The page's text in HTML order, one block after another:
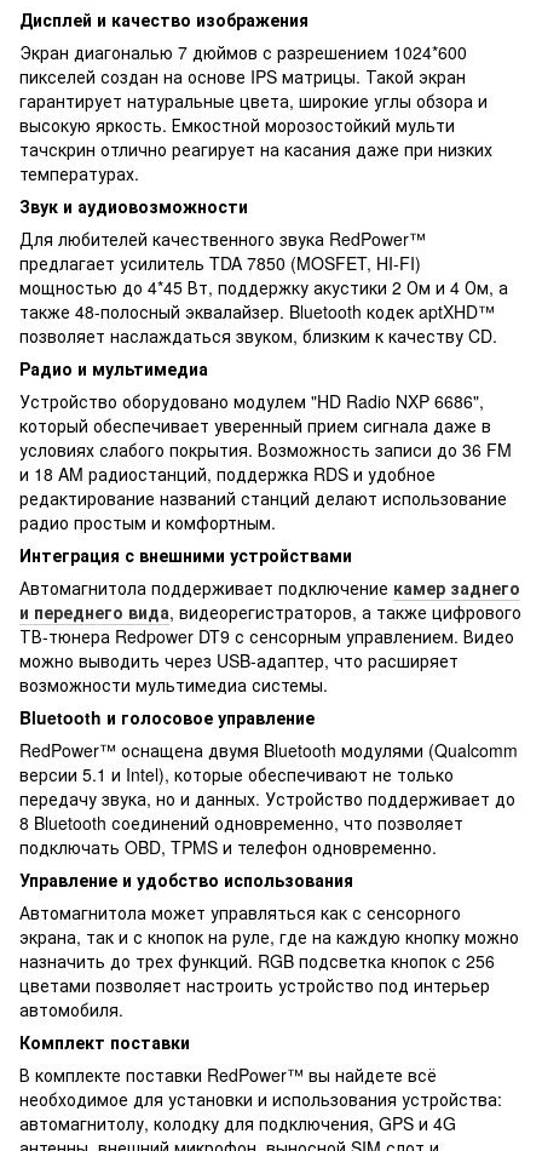
Дисплей и качество изображения
Экран диагональю 7 дюймов с разрешением 1024*600
пикселей создан на основе IPS матрицы. Такой экран
гарантирует натуральные цвета, широкие углы обзора и
высокую яркость. Емкостной морозостойкий мульти
тачскрин отлично реагирует на касания даже при низких
температурах.
Звук и аудиовозможности
Для любителей качественного звука RedPower™
предлагает усилитель TDA 7850 (MOSFET, HI-FI)
мощностью до 4*45 Вт, поддержку акустики 2 Ом и 4 Ом, а
также 48-полосный эквалайзер. Bluetooth кодек aptXHD™
позволяет наслаждаться звуком, близким к качеству CD.
Радио и мультимедиа
Устройство оборудовано модулем "HD Radio NXP 6686",
который обеспечивает уверенный прием сигнала даже в
условиях слабого покрытия. Возможность записи до 36 FM
и 18 AM радиостанций, поддержка RDS и удобное
редактирование названий станций делают использование
радио простым и комфортным.
Интеграция с внешними устройствами
Автомагнитола поддерживает подключение камер заднего
и переднего вида, видеорегистраторов, а также цифрового
ТВ-тюнера Redpower DT9 с сенсорным управлением. Видео
можно выводить через USB-адаптер, что расширяет
возможности мультимедиа системы.
Bluetooth и голосовое управление
RedPower™ оснащена двумя Bluetooth модулями (Qualcomm
версии 5.1 и Intel), которые обеспечивают не только
передачу звука, но и данных. Устройство поддерживает до
8 Bluetooth соединений одновременно, что позволяет
подключать OBD, TPMS и телефон одновременно.
Управление и удобство использования
Автомагнитола может управляться как с сенсорного
экрана, так и с кнопок на руле, где на каждую кнопку можно
назначить до трех функций. RGB подсветка кнопок с 256
цветами позволяет настроить устройство под интерьер
автомобиля.
Комплект поставки
В комплекте поставки RedPower™ вы найдете всё
необходимое для установки и использования устройства:
автомагнитолу, колодку для подключения, GPS и 4G